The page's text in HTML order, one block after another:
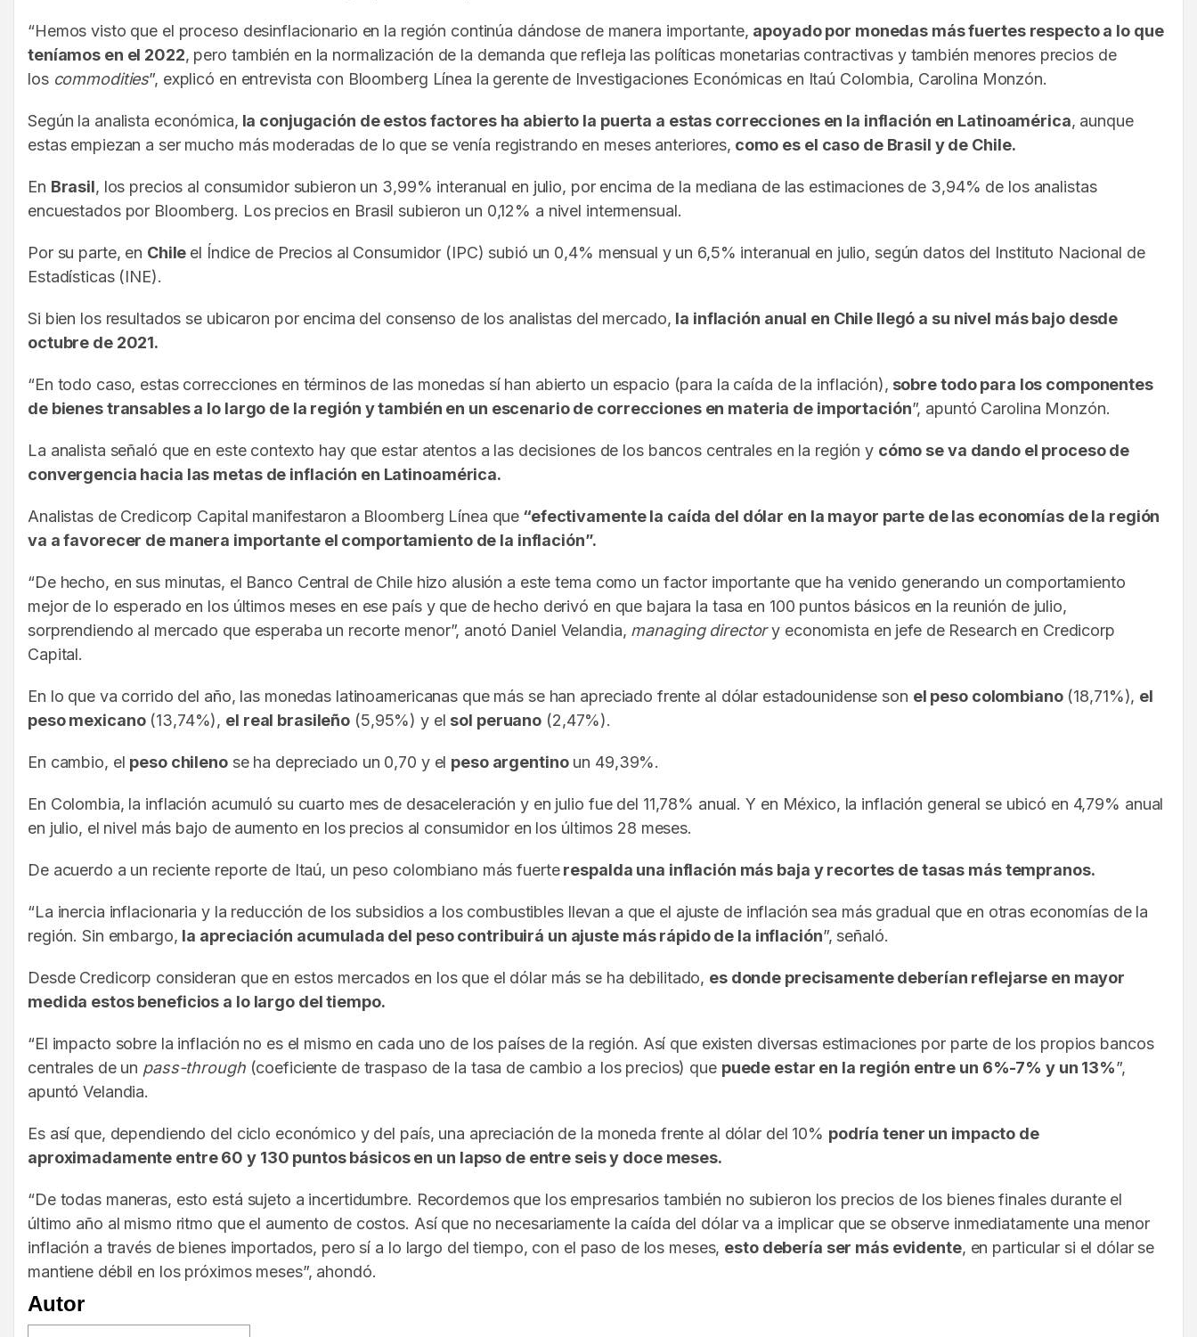
“Hemos visto que el proceso desinflacionario en la región continúa dándose de manera importante, apoyado por monedas más fuertes respecto a lo que
teníamos en el 2022, pero también en la normalización de la demanda que refleja las políticas monetarias contractivas y también menores precios de
loscommodities”, explicó en entrevista con Bloomberg Línea la gerente de Investigaciones Económicas en Itaú Colombia, Carolina Monzón.
Según la analista económica, la conjugación de estos factores ha abierto la puerta a estas correcciones en la inflación en Latinoamérica, aunque
estas empiezan a ser mucho más moderadas de lo que se venía registrando en meses anteriores, como es el caso de Brasil y de Chile.
En Brasil, los precios al consumidor subieron un 3,99% interanual en julio, por encima de la mediana de las estimaciones de 3,94% de los analistas
encuestados por Bloomberg. Los precios en Brasil subieron un 0,12% a nivel intermensual.
Por su parte, en Chile el Índice de Precios al Consumidor (IPC) subió un 0,4% mensual y un 6,5% interanual en julio, según datos del Instituto Nacional de
Estadísticas (INE).
Si bien los resultados se ubicaron por encima del consenso de los analistas del mercado, la inflación anual en Chile llegó a su nivel más bajo desde
octubre de 2021.
“En todo caso, estas correcciones en términos de las monedas sí han abierto un espacio (para la caída de la inflación), sobre todo para los componentes
de bienes transables a lo largo de la región y también en un escenario de correcciones en materia de importación”, apuntó Carolina Monzón.
La analista señaló que en este contexto hay que estar atentos a las decisiones de los bancos centrales en la región y cómo se va dando el proceso de
convergencia hacia las metas de inflación en Latinoamérica.
Analistas de Credicorp Capital manifestaron a Bloomberg Línea que “efectivamente la caída del dólar en la mayor parte de las economías de la región
va a favorecer de manera importante el comportamiento de la inflación”.
“De hecho, en sus minutas, el Banco Central de Chile hizo alusión a este tema como un factor importante que ha venido generando un comportamiento
mejor de lo esperado en los últimos meses en ese país y que de hecho derivó en que bajara la tasa en 100 puntos básicos en la reunión de julio,
sorprendiendo al mercado que esperaba un recorte menor”, anotó Daniel Velandia, managing directory economista en jefe de Research en Credicorp
Capital.
En lo que va corrido del año, las monedas latinoamericanas que más se han apreciado frente al dólar estadounidense son el peso colombiano(18,71%), el
peso mexicano(13,74%), el real brasileño (5,95%) y el sol peruano (2,47%).
En cambio, el peso chilenose ha depreciado un 0,70 y el peso argentinoun 49,39%.
En Colombia, la inflación acumuló su cuarto mes de desaceleración y en julio fue del 11,78% anual. Y en México, la inflación general se ubicó en 4,79% anual
en julio, el nivel más bajo de aumento en los precios al consumidor en los últimos 28 meses.
De acuerdo a un reciente reporte de Itaú, un peso colombiano más fuerterespalda una inflación más baja y recortes de tasas más tempranos.
“La inercia inflacionaria y la reducción de los subsidios a los combustibles llevan a que el ajuste de inflación sea más gradual que en otras economías de la
región. Sin embargo, la apreciación acumulada del peso contribuirá un ajuste más rápido de la inflación”, señaló.
Desde Credicorp consideran que en estos mercados en los que el dólar más se ha debilitado, es donde precisamente deberían reflejarse en mayor
medida estos beneficios a lo largo del tiempo.
“El impacto sobre la inflación no es el mismo en cada uno de los países de la región. Así que existen diversas estimaciones por parte de los propios bancos
centrales de un pass-through(coeficiente de traspaso de la tasa de cambio a los precios) que puede estar en la región entre un 6%-7% y un 13%”,
apuntó Velandia.
Es así que, dependiendo del ciclo económico y del país, una apreciación de la moneda frente al dólar del 10% podría tener un impacto de
aproximadamente entre 60 y 130 puntos básicos en un lapso de entre seis y doce meses.
“De todas maneras, esto está sujeto a incertidumbre. Recordemos que los empresarios también no subieron los precios de los bienes finales durante el
último año al mismo ritmo que el aumento de costos. Así que no necesariamente la caída del dólar va a implicar que se observe inmediatamente una menor
inflación a través de bienes importados, pero sí a lo largo del tiempo, con el paso de los meses, esto debería ser más evidente, en particular si el dólar se
mantiene débil en los próximos meses”, ahondó.
Autor